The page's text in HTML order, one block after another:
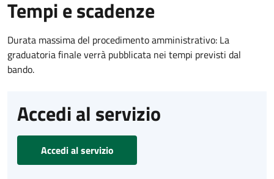
Tempi e scadenze
Durata massima del procedimento amministrativo: La
graduatoria finale verrà pubblicata nei tempi previsti dal
bando.
Accedi al servizio
Accedi al servizio